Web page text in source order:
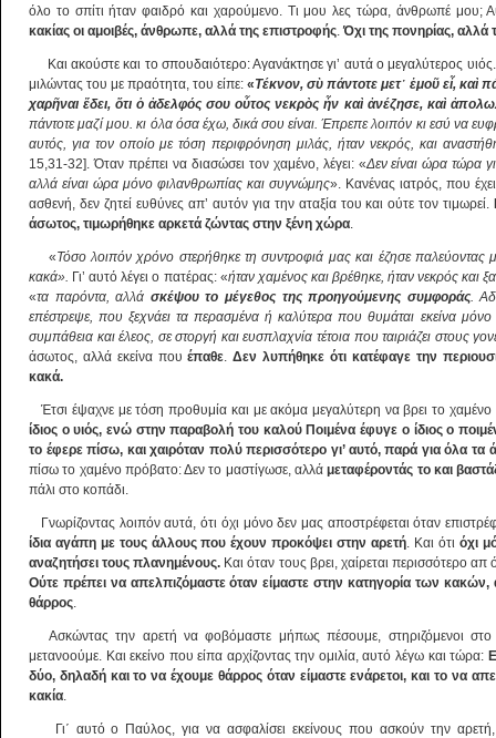
όλο το σπίτι ήταν φαιδρό και χαρούμενο. Τι μου λες τώρα, άνθρωπέ μου;
κακίας οι αμοιβές, άνθρωπε, αλλά της επιστροφής.Όχι της πονηρίας, αλλά
Και ακούστε και το σπουδαιότερο: Αγανάκτησε γι’ αυτά ο μεγαλύτερος
μιλώντας του με πραότητα, του είπε:«Τέκνον, σὺ πάντοτε μετ᾿ ἐμοῦεἶ, καὶ
χαρῆναιἔδει,ὅτιὁ ἀδελφός σου οὗτος νεκρὸςἦν καὶ ἀνέζησε, καὶ ἀ
πάντοτε μαζί μου. κι όλα όσα έχω, δικά σου είναι. Έπρεπε λοιπόν κι εσύ να
αυτός, για τον οποίο με τόση περιφρόνηση μιλάς, ήταν νεκρός, και
15,31-32]. Όταν πρέπει να διασώσει τον χαμένο, λέγει: «Δεν είναι ώρα τώρα
αλλά είναι ώρα μόνο φιλανθρωπίας και συγνώμης». Κανένας ιατρός, που
ασθενή, δεν ζητεί ευθύνες απ’ αυτόν για την αταξία του και ούτε τον τιμωρεί.
άσωτος, τιμωρήθηκε αρκετά ζώντας στην ξένη χώρα.
«Τόσο λοιπόν χρόνο στερήθηκε τη συντροφιά μας και έζησε παλεύοντας
κακά». Γι’ αυτό λέγει ο πατέρας: «ήταν χαμένος και βρέθηκε, ήταν νεκρός και
«τα παρόντα, αλλά σκέψου το μέγεθος της προηγούμενης συμφοράς.
επέστρεψε, που ξεχνάει τα περασμένα ή καλύτερα που θυμάται εκείνα
συμπάθεια και έλεος, σε στοργή και ευσπλαχνία τέτοια που ταιριάζει στους
άσωτος, αλλά εκείνα πουέπαθε.Δεν λυπήθηκε ότι κατέφαγε την
κακά.
Έτσι έψαχνε με τόση προθυμία και με ακόμα μεγαλύτερη να βρει το
ίδιος ο υιός, ενώ στην παραβολή του καλού Ποιμένα έφυγε ο ίδιος ο
το έφερε πίσω, και χαιρόταν πολύ περισσότερο γι’ αυτό, παρά για όλα
πίσω το χαμένο πρόβατο: Δεν το μαστίγωσε, αλλάμεταφέροντάς το και
πάλι στο κοπάδι.
Γνωρίζοντας λοιπόν αυτά, ότι όχι μόνο δεν μας αποστρέφεται όταν
ίδια αγάπη με τους άλλους που έχουν προκόψει στην αρετή. Και ότι όχι
αναζητήσει τους πλανημένους. Και όταν τους βρει, χαίρεται περισσότερο
Ούτε πρέπει να απελπιζόμαστε όταν είμαστε στην κατηγορία των κακών,
θάρρος.
Ασκώντας την αρετή να φοβόμαστε μήπως πέσουμε, στηριζόμενοι
μετανοούμε. Και εκείνο που είπα αρχίζοντας την ομιλία, αυτό λέγω και τώρα:
δύο, δηλαδή και το να έχουμε θάρρος όταν είμαστε ενάρετοι, και το να
κακία.
Γι΄ αυτό ο Παύλος, για να ασφαλίσει εκείνους που ασκούν την